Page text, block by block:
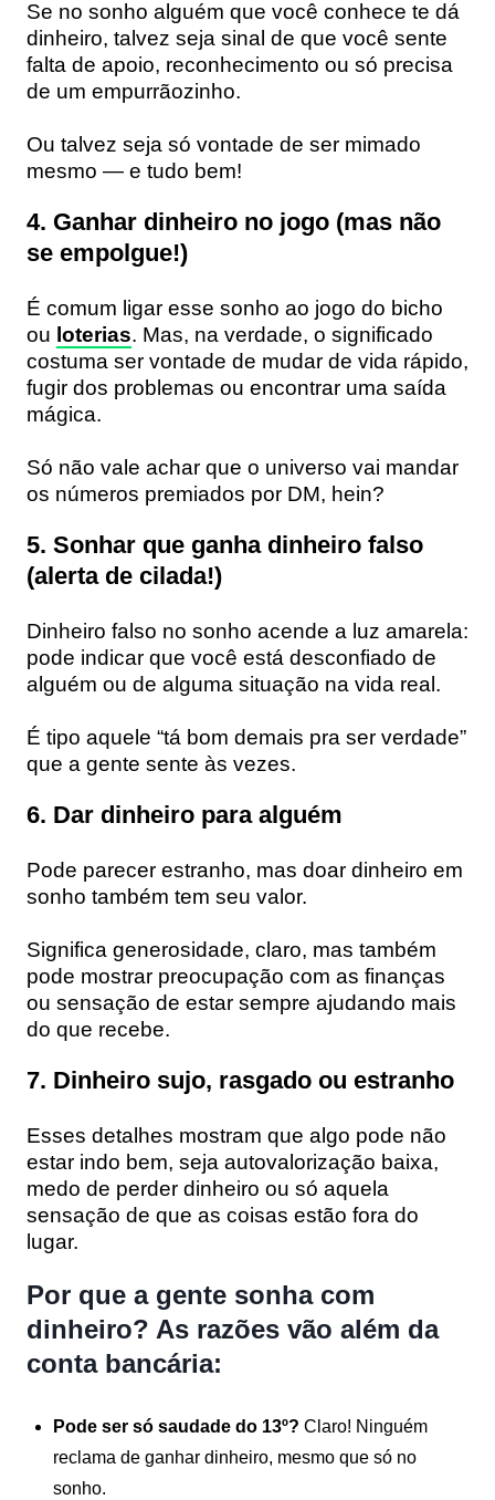
Se no sonho alguém que você conhece te dá
dinheiro, talvez seja sinal de que você sente
falta de apoio, reconhecimento ou só precisa
de um empurrãozinho.
Ou talvez seja só vontade de ser mimado
mesmo — e tudo bem!
4. Ganhar dinheiro no jogo (mas não
se empolgue!)
É comum ligar esse sonho ao jogo do bicho
ou loterias. Mas, na verdade, o significado
costuma ser vontade de mudar de vida rápido,
fugir dos problemas ou encontrar uma saída
mágica.
Só não vale achar que o universo vai mandar
os números premiados por DM, hein?
5. Sonhar que ganha dinheiro falso
(alerta de cilada!)
Dinheiro falso no sonho acende a luz amarela:
pode indicar que você está desconfiado de
alguém ou de alguma situação na vida real.
É tipo aquele “tá bom demais pra ser verdade”
que a gente sente às vezes.
6. Dar dinheiro para alguém
Pode parecer estranho, mas doar dinheiro em
sonho também tem seu valor.
Significa generosidade, claro, mas também
pode mostrar preocupação com as finanças
ou sensação de estar sempre ajudando mais
do que recebe.
7. Dinheiro sujo, rasgado ou estranho
Esses detalhes mostram que algo pode não
estar indo bem, seja autovalorização baixa,
medo de perder dinheiro ou só aquela
sensação de que as coisas estão fora do
lugar.
Por que a gente sonha com
dinheiro? As razões vão além da
conta bancária:
Pode ser só saudade do 13º? Claro! Ninguém
reclama de ganhar dinheiro, mesmo que só no
sonho.